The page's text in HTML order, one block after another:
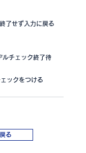
る
了せず入力に戻る
チェック終了待
ックをつける